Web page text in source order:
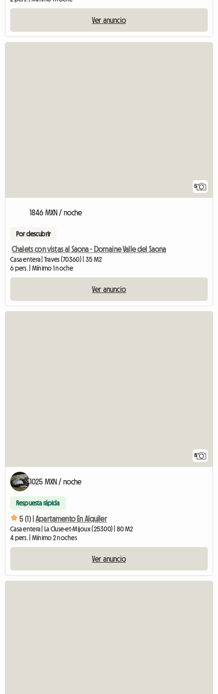
Ver anuncio
5
1846 MXN / noche
Por descubrir
Chalets con vistas al Saona - Domaine Valle del Saona
Casa entera | Traves (70360) | 35 M2
6 pers. | Mínimo 1 noche
Ver anuncio
8
1025 MXN / noche
Respuesta rápida
5 (1) | Apartamento En Alquiler
Casa entera | La Cluse-et-Mijoux (25300) | 80 M2
4 pers. | Mínimo 2 noches
Ver anuncio